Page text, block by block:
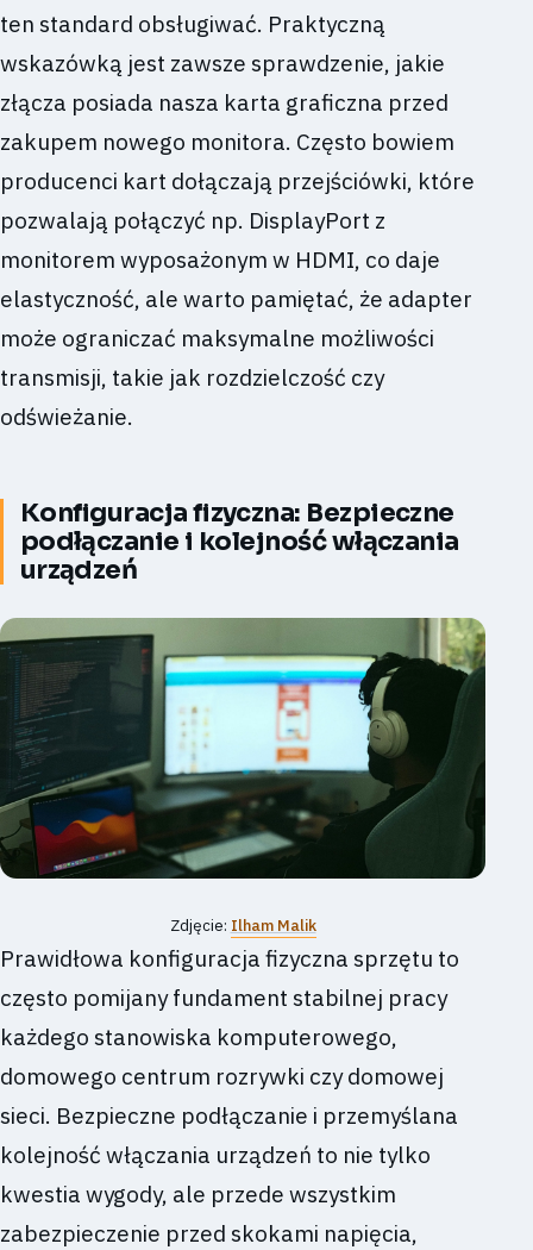
ten standard obsługiwać. Praktyczną
wskazówką jest zawsze sprawdzenie, jakie
złącza posiada nasza karta graficzna przed
zakupem nowego monitora. Często bowiem
producenci kart dołączają przejściówki, które
pozwalają połączyć np. DisplayPort z
monitorem wyposażonym w HDMI, co daje
elastyczność, ale warto pamiętać, że adapter
może ograniczać maksymalne możliwości
transmisji, takie jak rozdzielczość czy
odświeżanie.
Konfiguracja fizyczna: Bezpieczne
podłączanie i kolejność włączania
urządzeń
Zdjęcie: Ilham Malik
Prawidłowa konfiguracja fizyczna sprzętu to
często pomijany fundament stabilnej pracy
każdego stanowiska komputerowego,
domowego centrum rozrywki czy domowej
sieci. Bezpieczne podłączanie i przemyślana
kolejność włączania urządzeń to nie tylko
kwestia wygody, ale przede wszystkim
zabezpieczenie przed skokami napięcia,